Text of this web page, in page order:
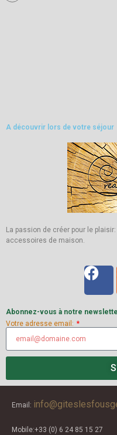
A découvrir lors de votre séjour
La passion de créer pour le
accessoires de maison.
Abonnez-vous à notre
Votre adresse email:
Email:
Mobile:+33 (0) 6 24 85 15 27